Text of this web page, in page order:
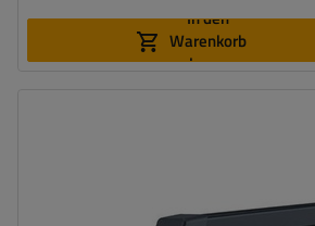
In den
Warenkorb
legen